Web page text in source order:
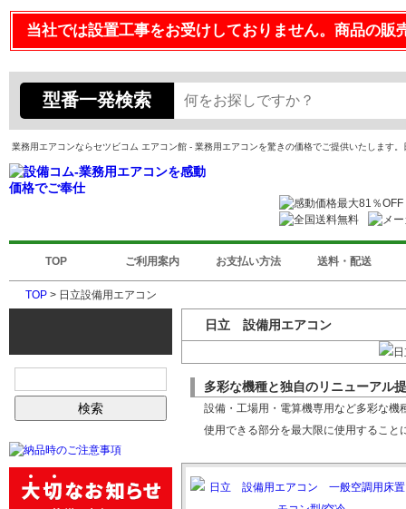
当社では設置工事をお受けしておりません。商品の
型番一発検索
業務用エアコンならセツビコム エアコン館 - 業務用エアコンを驚きの価格でご提供いたします
TOP ご利用案内 お支払い方法 送料・配送
TOP > 日立設備用エアコン
日立 設備用エアコン
多彩な機種と独自のリニューアル
設備・工場用・電算機専用など多彩な
使用できる部分を最大限に使用するこ